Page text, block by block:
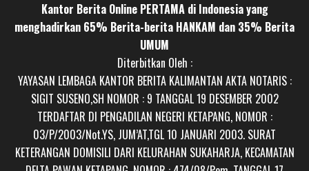
Kantor Berita Online PERTAMA di Indonesia yang
menghadirkan 65% Berita-berita HANKAM dan 35% Berita
UMUM
Diterbitkan Oleh :
YAYASAN LEMBAGA KANTOR BERITA KALIMANTAN AKTA NOTARIS :
SIGIT SUSENO,SH NOMOR : 9 TANGGAL 19 DESEMBER 2002
TERDAFTAR DI PENGADILAN NEGERI KETAPANG, NOMOR :
03/P/2003/Not.YS, JUM’AT,TGL 10 JANUARI 2003. SURAT
KETERANGAN DOMISILI DARI KELURAHAN SUKAHARJA, KECAMATAN